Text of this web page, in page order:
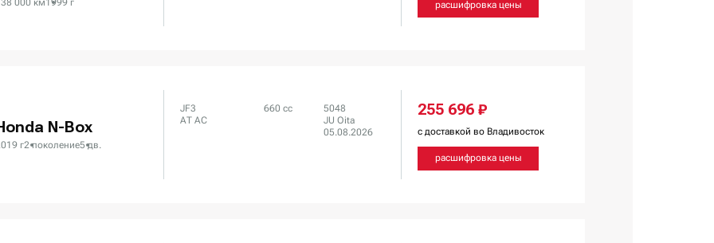
000 км1999 г расшифровка цены
N-Box
г2 поколение5 дв.
JF3
AT AC
660 сс
5048
JU Oita
05.08.2026
255 696 ₽
с доставкой во Владивосток
расшифровка цены